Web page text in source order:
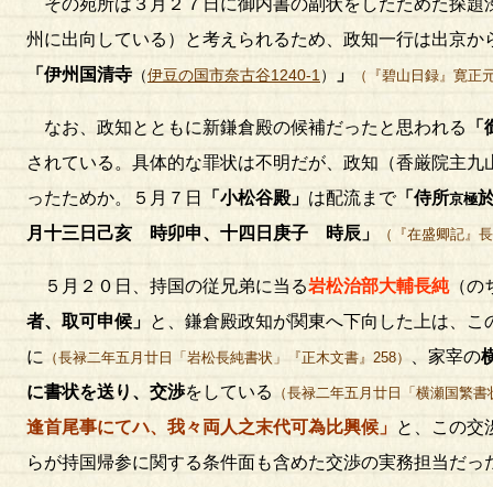
その宛所は３月２７日に御内書の副状をしたためた探
州に出向している）と考えられるため、政知一行は出京か
「伊州国清寺 （伊豆の国市奈古谷1240-1 ） 」 （『碧山日録』寛正
なお、政知とともに新鎌倉殿の候補だったと思われる
されている。具体的な罪状は不明だが、政知（香厳院主
ったためか。５月７日
「小松谷殿」 は配流まで「侍所京極
月十三日己亥 時卯申、十四日庚子 時辰」
（『在盛卿記』
５月２０日、持国の従兄弟に当る岩松治部大輔長純（の
者、取可申候」 と、鎌倉殿政知が関東へ下向した上は、
に
（長禄二年五月廿日「岩松長純書状」『正木文書』258） 、家宰の
に書状を送り、交渉をしている （長禄二年五月廿日「横瀬国繁
逢首尾事にてハ、我々両人之末代可為比興候」 と、この交
らが持国帰参に関する条件面も含めた交渉の実務担当だっ